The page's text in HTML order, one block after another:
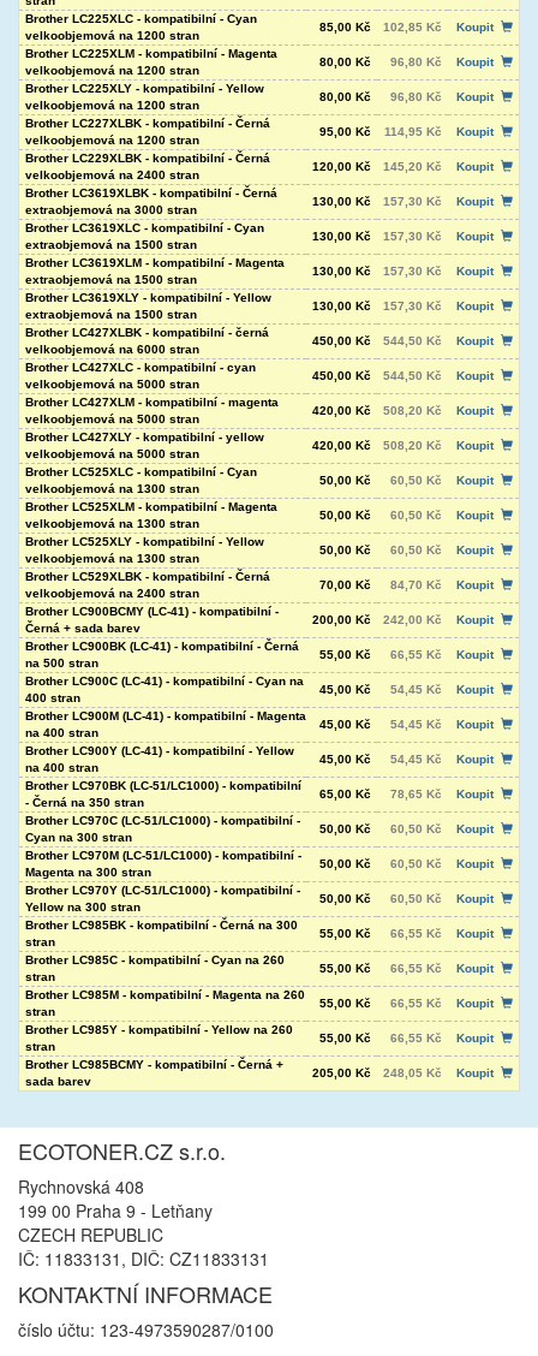
Brother LC225XLC - kompatibilní - Cyan
velkoobjemová na 1200 stran
85,00 Kč 102,85 Kč
Koupit
Brother LC225XLM - kompatibilní - Magenta
velkoobjemová na 1200 stran
80,00 Kč 96,80 Kč
Koupit
Brother LC225XLY - kompatibilní - Yellow
velkoobjemová na 1200 stran
80,00 Kč 96,80 Kč
Koupit
Brother LC227XLBK - kompatibilní - Černá
velkoobjemová na 1200 stran
95,00 Kč 114,95 Kč
Koupit
Brother LC229XLBK - kompatibilní - Černá
velkoobjemová na 2400 stran
120,00 Kč 145,20 Kč
Koupit
Brother LC3619XLBK - kompatibilní - Černá
extraobjemová na 3000 stran
130,00 Kč 157,30 Kč
Koupit
Brother LC3619XLC - kompatibilní - Cyan
extraobjemová na 1500 stran
130,00 Kč 157,30 Kč
Koupit
Brother LC3619XLM - kompatibilní - Magenta
extraobjemová na 1500 stran
130,00 Kč 157,30 Kč
Koupit
Brother LC3619XLY - kompatibilní - Yellow
extraobjemová na 1500 stran
130,00 Kč 157,30 Kč
Koupit
Brother LC427XLBK - kompatibilní - černá
velkoobjemová na 6000 stran
450,00 Kč 544,50 Kč
Koupit
Brother LC427XLC - kompatibilní - cyan
velkoobjemová na 5000 stran
450,00 Kč 544,50 Kč
Koupit
Brother LC427XLM - kompatibilní - magenta
velkoobjemová na 5000 stran
420,00 Kč 508,20 Kč
Koupit
Brother LC427XLY - kompatibilní - yellow
velkoobjemová na 5000 stran
420,00 Kč 508,20 Kč
Koupit
Brother LC525XLC - kompatibilní - Cyan
velkoobjemová na 1300 stran
50,00 Kč 60,50 Kč
Koupit
Brother LC525XLM - kompatibilní - Magenta
velkoobjemová na 1300 stran
50,00 Kč 60,50 Kč
Koupit
Brother LC525XLY - kompatibilní - Yellow
velkoobjemová na 1300 stran
50,00 Kč 60,50 Kč
Koupit
Brother LC529XLBK - kompatibilní - Černá
velkoobjemová na 2400 stran
70,00 Kč 84,70 Kč
Koupit
Brother LC900BCMY (LC-41) - kompatibilní -
Černá + sada barev
200,00 Kč 242,00 Kč
Koupit
Brother LC900BK (LC-41) - kompatibilní - Černá
na 500 stran
55,00 Kč 66,55 Kč
Koupit
Brother LC900C (LC-41) - kompatibilní - Cyan na
400 stran
45,00 Kč 54,45 Kč
Koupit
Brother LC900M (LC-41) - kompatibilní - Magenta
na 400 stran
45,00 Kč 54,45 Kč
Koupit
Brother LC900Y (LC-41) - kompatibilní - Yellow
na 400 stran
45,00 Kč 54,45 Kč
Koupit
Brother LC970BK (LC-51/LC1000) - kompatibilní
- Černá na 350 stran
65,00 Kč 78,65 Kč
Koupit
Brother LC970C (LC-51/LC1000) - kompatibilní -
Cyan na 300 stran
50,00 Kč 60,50 Kč
Koupit
Brother LC970M (LC-51/LC1000) - kompatibilní -
Magenta na 300 stran
50,00 Kč 60,50 Kč
Koupit
Brother LC970Y (LC-51/LC1000) - kompatibilní -
Yellow na 300 stran
50,00 Kč 60,50 Kč
Koupit
Brother LC985BK - kompatibilní - Černá na 300
stran
55,00 Kč 66,55 Kč
Koupit
Brother LC985C - kompatibilní - Cyan na 260
stran
55,00 Kč 66,55 Kč
Koupit
Brother LC985M - kompatibilní - Magenta na 260
stran
55,00 Kč 66,55 Kč
Koupit
Brother LC985Y - kompatibilní - Yellow na 260
stran
55,00 Kč 66,55 Kč
Koupit
Brother LC985BCMY - kompatibilní - Černá +
sada barev
205,00 Kč 248,05 Kč Koupit
ECOTONER.CZ s.r.o.
Rychnovská 408
199 00 Praha 9 - Letňany
CZECH REPUBLIC
IČ: 11833131, DIČ: CZ11833131
KONTAKTNÍ INFORMACE
číslo účtu: 123-4973590287/0100